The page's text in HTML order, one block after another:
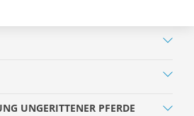
UNGERITTENER PFERDE